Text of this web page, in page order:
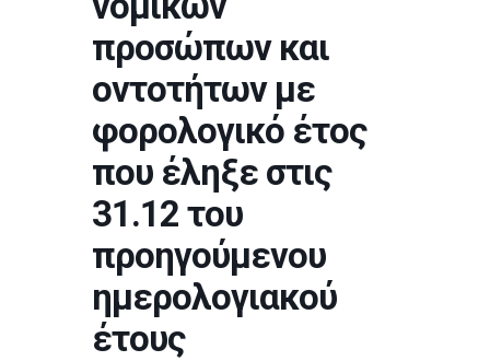
προσώπων και
οντοτήτων με
φορολογικό έτος
που έληξε στις
31.12 του
προηγούμενου
ημερολογιακού
έτους